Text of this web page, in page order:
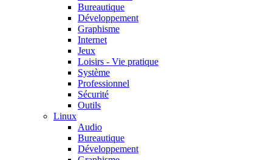
Bureautique
Développement
Graphisme
Internet
Jeux
Loisirs - Vie pratique
Système
Professionnel
Sécurité
Outils
Linux
Audio
Bureautique
Développement